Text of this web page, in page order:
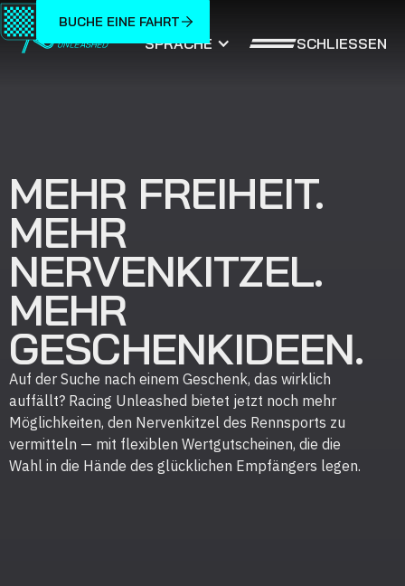
SPRACHE SCHLIESSEN
BUCHE EINE FAHRT
MEHR FREIHEIT.
MEHR
NERVENKITZEL.
MEHR
GESCHENKIDEEN.
Auf der Suche nach einem Geschenk, das wirklich
auffällt? Racing Unleashed bietet jetzt noch mehr
Möglichkeiten, den Nervenkitzel des Rennsports zu
vermitteln — mit flexiblen Wertgutscheinen, die die
Wahl in die Hände des glücklichen Empfängers legen.